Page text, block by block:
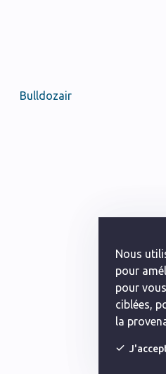
Nous
pour
pour
ciblées,
la
Bulldozair